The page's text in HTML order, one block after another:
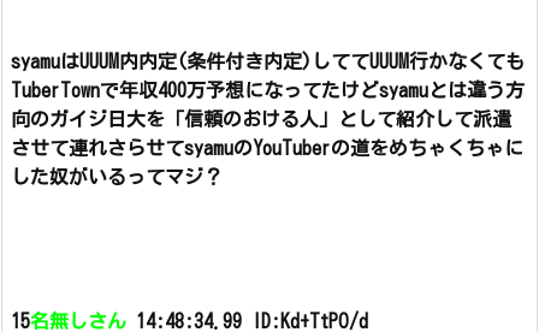
syamuはUUUM内内定(条件付き内定)しててUUUM行かなくても
TuberTownで年収400万予想になってたけどsyamuとは違う方
向のガイジ日大を「信頼のおける人」として紹介して派遣
させて連れさらせてsyamuのYouTuberの道をめちゃくちゃに
した奴がいるってマジ？
15名無しさん 14:48:34.99 ID:Kd+TtPO/d